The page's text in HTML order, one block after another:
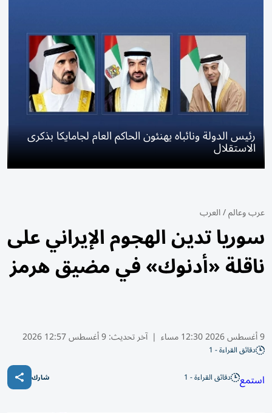
رئيس الدولة ونائباه يهنئون الحاكم العام لجامايكا بذكرى
الاستقلال
عرب وعالم/العرب
سوريا تدين الهجوم الإيراني على
ناقلة «أدنوك» في مضيق هرمز
9 أغسطس 2026 12:30 مساء | آخر تحديث:9 أغسطس 12:57 2026
دقائق القراءة - 1
استمع دقائق القراءة - 1 شارك